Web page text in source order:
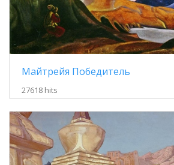
Майтрейя Победитель
27618 hits